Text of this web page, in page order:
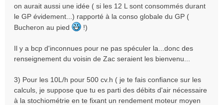
on aurait aussi une idée ( si les 12 L sont consommés durant
le GP évidement...) rapporté à la conso globale du GP (
Bucheron au pied
!)
Il y a bcp d'inconnues pour ne pas spéculer la...donc des
renseignement du voisin de Zac seraient les bienvenu...
3) Pour les 10L/h pour 500 cv.h ( je te fais confiance sur les
calculs, je suppose que tu es parti des débits d'air nécessaire
à la stochiométrie en te fixant un rendement moteur moyen